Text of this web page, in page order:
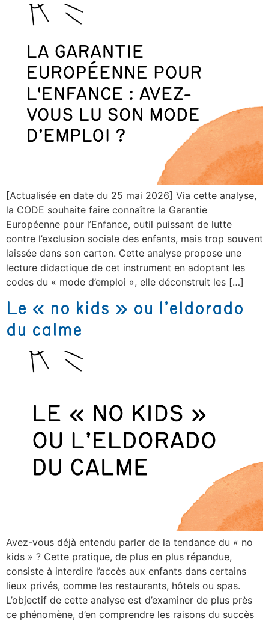
[Actualisée en date du 25 mai 2026] Via cette analyse,
la CODE souhaite faire connaître la Garantie
Européenne pour l’Enfance, outil puissant de lutte
contre l’exclusion sociale des enfants, mais trop souvent
laissée dans son carton. Cette analyse propose une
lecture didactique de cet instrument en adoptant les
codes du « mode d’emploi », elle déconstruit les […]
Le « no kids » ou l’eldorado
du calme
Avez-vous déjà entendu parler de la tendance du « no
kids » ? Cette pratique, de plus en plus répandue,
consiste à interdire l’accès aux enfants dans certains
lieux privés, comme les restaurants, hôtels ou spas.
L’objectif de cette analyse est d’examiner de plus près
ce phénomène, d’en comprendre les raisons du succès